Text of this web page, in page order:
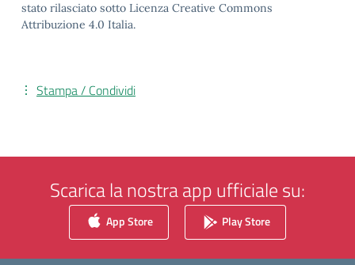
stato rilasciato sotto Licenza Creative Commons
Attribuzione 4.0 Italia.
Stampa / Condividi
Scarica la nostra app ufficiale su:
App Store Play Store